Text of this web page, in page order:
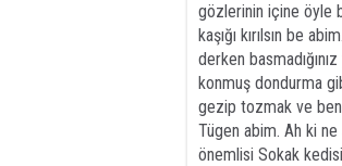
gözlerinin içine öyle
kaşığı kırılsın be abim.
derken
konmuş dondurma
gezip tozmak ve
Tügen abim. Ah ki
önemlisi Sokak